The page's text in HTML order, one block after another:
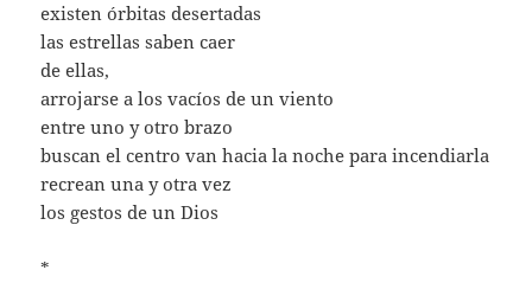
existen órbitas desertadas
las estrellas saben caer
de ellas,
arrojarse a los vacíos de un viento
entre uno y otro brazo
buscan el centro van hacia la noche para incendiarla
recrean una y otra vez
los gestos de un Dios
*